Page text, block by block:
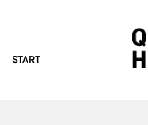
START